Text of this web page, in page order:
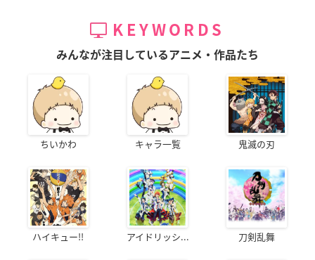
KEYWORDS
みんなが注目しているアニメ・作品たち
ちいかわ キャラ一覧 鬼滅の刃
ハイキュー!! アイドリッシ... 刀剣乱舞